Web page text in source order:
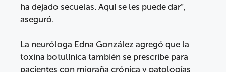
ha dejado secuelas. Aquí se les puede dar”,
aseguró.
La neuróloga Edna González agregó que la
toxina botulínica también se prescribe para
pacientes con migraña crónica y patologías